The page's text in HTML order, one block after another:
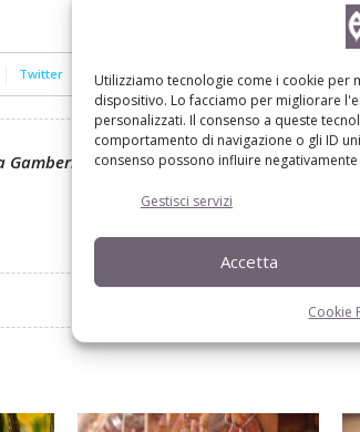
Utilizziamo tecnologie come i cookie per
dispositivo. Lo facciamo per migliorare
personalizzati. Il consenso a queste
comportamento di navigazione o gli ID
consenso possono influire
Gestisci servizi
Accetta
Cookie
Twitter Linkedin Pinterest